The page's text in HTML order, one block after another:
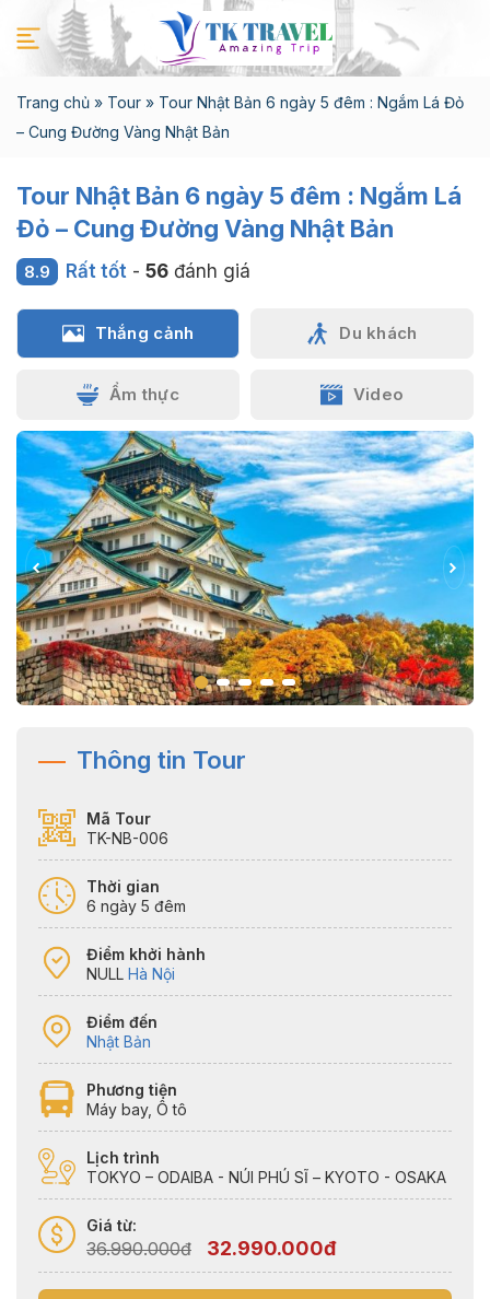
Chuyển
đến
dung
Trang chủ » Tour » Tour Nhật Bản 6 ngày 5 đêm : Ngắm Lá Đỏ
– Cung Đường Vàng Nhật Bản
Tour Nhật Bản 6 ngày 5 đêm : Ngắm Lá
Đỏ – Cung Đường Vàng Nhật Bản
8.9 Rất tốt - 56 đánh giá
Thắng cảnh Du khách
Ẩm thực Video
Thông tin Tour
Mã Tour
TK-NB-006
Thời gian
6 ngày 5 đêm
Điểm khởi hành
NULL Hà Nội
Điểm đến
Nhật Bản
Phương tiện
Máy bay, Ô tô
Lịch trình
TOKYO – ODAIBA - NÚI PHÚ SĨ – KYOTO - OSAKA
Giá từ:
36.990.000đ 32.990.000đ